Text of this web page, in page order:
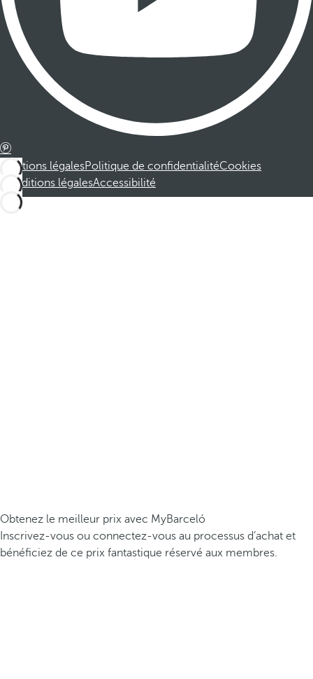
Mentions légalesPolitique de confidentialitéCookies
Conditions légalesAccessibilité
Obtenez le meilleur prix avec MyBarceló
Inscrivez-vous ou connectez-vous au processus d’achat et
bénéficiez de ce prix fantastique réservé aux membres.